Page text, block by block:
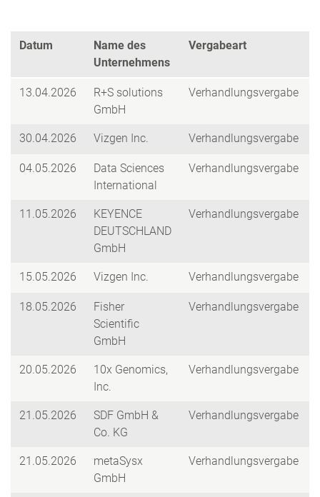
Datum
Name des
Unternehmens
Vergabeart
13.04.2026
R+S solutions
GmbH
Verhandlungsvergabe
30.04.2026 Vizgen Inc. Verhandlungsvergabe
04.05.2026
Data Sciences
International
Verhandlungsvergabe
11.05.2026
KEYENCE
DEUTSCHLAND
GmbH
Verhandlungsvergabe
15.05.2026 Vizgen Inc. Verhandlungsvergabe
18.05.2026
Fisher
Scientific
GmbH
Verhandlungsvergabe
20.05.2026
10x Genomics,
Inc.
Verhandlungsvergabe
21.05.2026
SDF GmbH &
Co. KG
Verhandlungsvergabe
21.05.2026
metaSysx
GmbH
Verhandlungsvergabe